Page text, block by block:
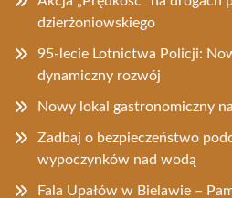
dzierżoniowskiego
95-lecie Lotnictwa Policji:
dynamiczny rozwój
Nowy lokal gastronomiczny
Zadbaj o bezpieczeństwo
wypoczynków nad wodą
Fala Upałów w Bielawie –